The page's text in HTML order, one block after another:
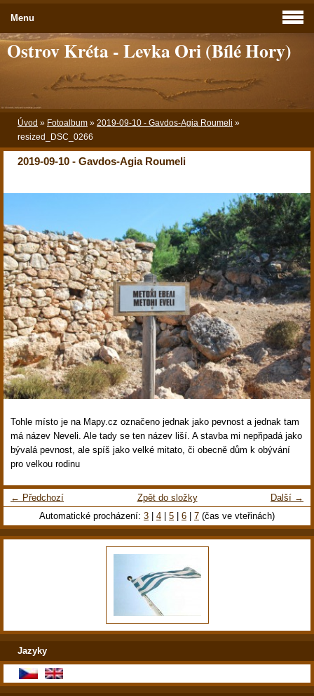
Ostrov Kréta - Levka Ori (Bílé Hory)
Úvod » Fotoalbum » 2019-09-10 - Gavdos-Agia Roumeli »
resized_DSC_0266
2019-09-10 - Gavdos-Agia Roumeli
Tohle místo je na Mapy.cz označeno jednak jako pevnost a jednak tam
má název Neveli. Ale tady se ten název liší. A stavba mi nepřipadá jako
bývalá pevnost, ale spíš jako velké mitato, či obecně dům k obývání
pro velkou rodinu
← Předchozí Další →
Zpět do složky
Automatické procházení: 3 4 5 6 7 (čas ve vteřinách)
Jazyky
Menu